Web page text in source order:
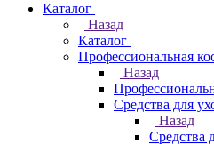
Каталог
Назад
Каталог
Профессиональная
Назад
Средства для
Назад
Средства